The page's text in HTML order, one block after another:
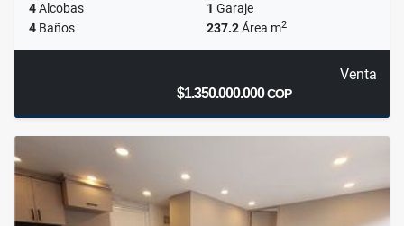
4Alcobas 1 Garaje
4 Baños 237.2Área m2
Venta
$1.350.000.000COP